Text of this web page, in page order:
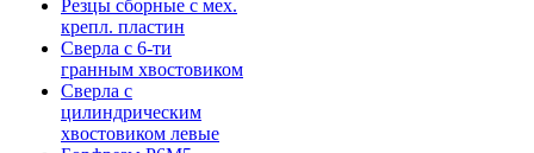
Резцы сборные с мех.
крепл. пластин
Сверла с 6-ти
гранным хвостовиком
Сверла с
цилиндрическим
хвостовиком левые